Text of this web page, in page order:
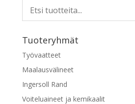
Tuoteryhmät
Työvaatteet
Maalausvälineet
Ingersoll Rand
Voiteluaineet ja kemikaalit